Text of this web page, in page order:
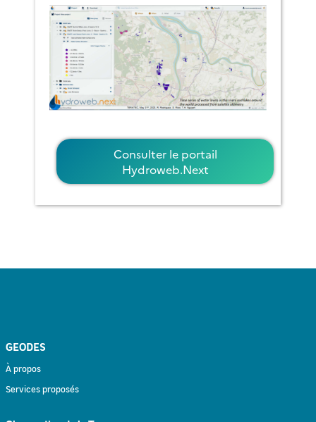
Consulter le portail
Hydroweb.Next
GEODES
À propos
Services proposés